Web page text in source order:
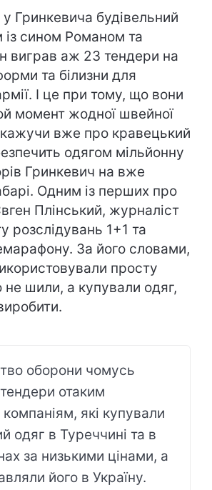
Гринкевича будівельний
із сином Романом та
виграв аж 23 тендери на
та білизни для
І це при тому, що вони
момент жодної швейної
вже про кравецький
одягом мільйонну
Гринкевич на вже
Одним із перших про
Плінський, журналіст
розслідувань 1+1 та
За його словами,
просту
не шили, а купували одяг,
оборони чомусь
отаким
які купували
одяг в Туреччині та в
за низькими цінами, а
його в Україну.